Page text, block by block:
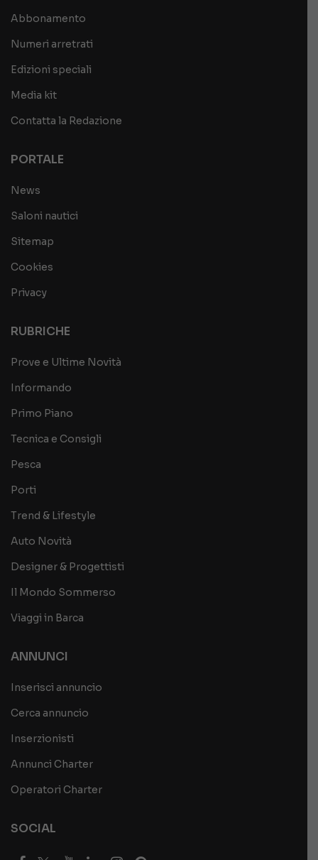
Abbonamento
Numeri arretrati
Edizioni speciali
Media kit
Contatta la Redazione
PORTALE
News
Saloni nautici
Sitemap
Cookies
Privacy
RUBRICHE
Prove e Ultime Novità
Informando
Primo Piano
Tecnica e Consigli
Pesca
Porti
Trend & Lifestyle
Auto Novità
Designer & Progettisti
Il Mondo Sommerso
Viaggi in Barca
ANNUNCI
Inserisci annuncio
Cerca annuncio
Inserzionisti
Annunci Charter
Operatori Charter
SOCIAL